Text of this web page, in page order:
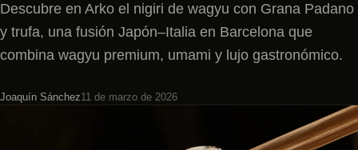
Descubre en Arko el nigiri de wagyu con Grana Padano
y trufa, una fusión Japón–Italia en Barcelona que
combina wagyu premium, umami y lujo gastronómico.
Joaquín Sánchez11 de marzo de 2026